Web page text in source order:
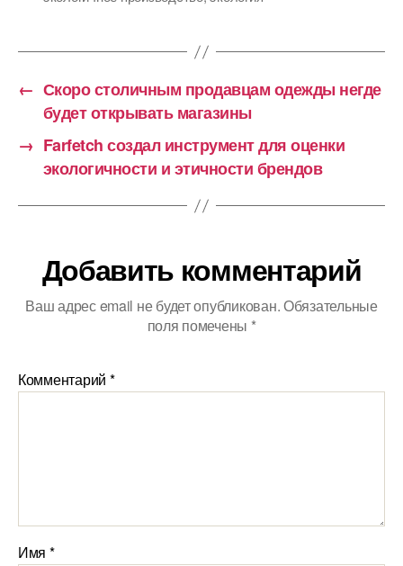
← Скоро столичным продавцам одежды негде
будет открывать магазины
→ Farfetch создал инструмент для оценки
экологичности и этичности брендов
Добавить комментарий
Ваш адрес email не будет опубликован.Обязательные
поля помечены *
Комментарий *
Имя *